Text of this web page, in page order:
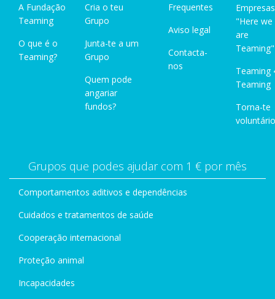
A Fundação
Teaming
O que é o
Teaming?
Cria o teu
Grupo
Junta-te a um
Grupo
Quem pode
angariar
fundos?
Frequentes
Aviso legal
Contacta-
nos
Empresas
"Here we
are
Teaming"
Teaming
Teaming
Torna-te
Grupos que podes ajudar com 1 € por mês
Comportamentos aditivos e dependências
Cuidados e tratamentos de saúde
Cooperação internacional
Proteção animal
Incapacidades